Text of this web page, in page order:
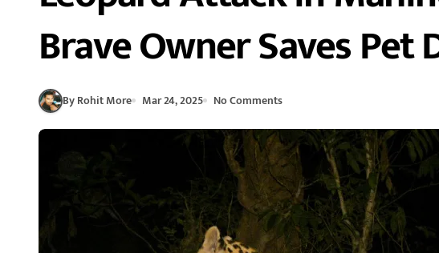
Brave Owner Saves Pet
By Rohit More Mar 24, 2025 No Comments